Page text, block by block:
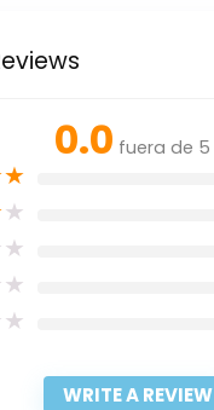
0.0 fuera de 5
★
★
★
★
★
WRITE A REVIEW